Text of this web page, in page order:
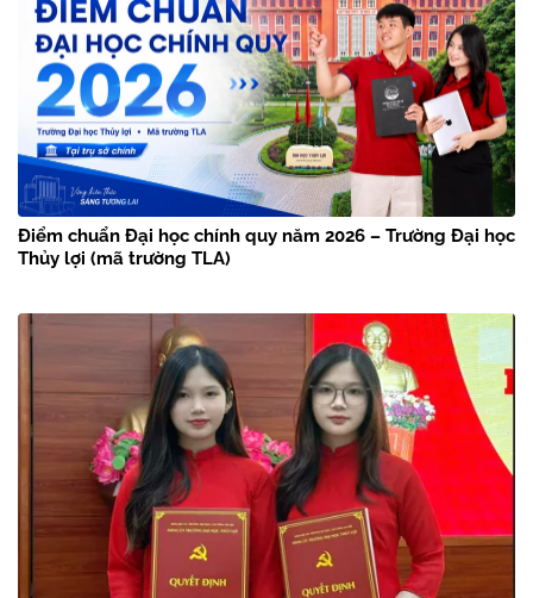
Điểm chuẩn Đại học chính quy năm 2026 – Trường Đại học
Thủy lợi (mã trường TLA)